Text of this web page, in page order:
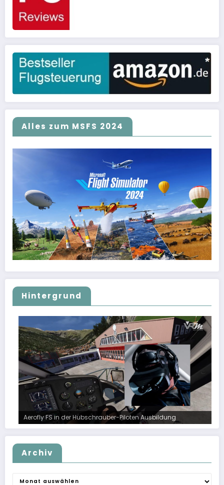
Alles zum MSFS 2024
Hintergrund
Aerofly FS in der Hubschrauber-Piloten Ausbildung
Archiv